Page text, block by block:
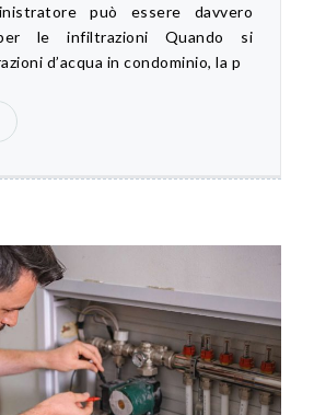
può essere davvero
le infiltrazioni Quando si
d’acqua in condominio, la p